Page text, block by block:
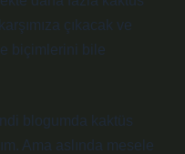
çıkacak ve
biçimlerini bile
blogumda kaktüs
Ama aslında mesele